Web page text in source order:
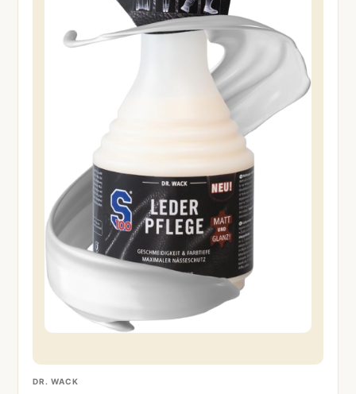
DR. WACK